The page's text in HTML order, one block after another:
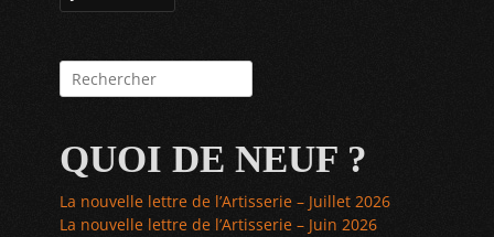
Rechercher :
QUOI DE NEUF ?
La nouvelle lettre de l’Artisserie – Juillet 2026
La nouvelle lettre de l’Artisserie – Juin 2026